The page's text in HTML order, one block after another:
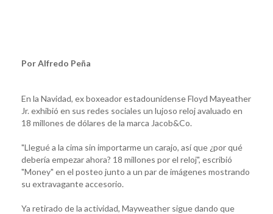
Por Alfredo Peña
En la Navidad, ex boxeador estadounidense Floyd Mayeather
Jr. exhibió en sus redes sociales un lujoso reloj avaluado en
18 millones de dólares de la marca Jacob&Co.
"Llegué a la cima sin importarme un carajo, así que ¿por qué
debería empezar ahora? 18 millones por el reloj", escribió
"Money" en el posteo junto a un par de imágenes mostrando
su extravagante accesorio.
Ya retirado de la actividad, Mayweather sigue dando que